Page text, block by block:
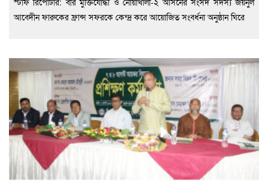
আবেদীন ফারুকের ফ্রান্স সফরকে কেন্দ্র করে আয়োজিত সংবর্ধনা অনুষ্ঠান ঘিরে